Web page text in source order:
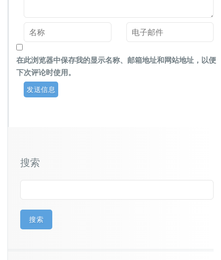
在此浏览器中保存我的显示名称、邮箱地址和网站地址，以便
下次评论时使用。
搜索
搜索